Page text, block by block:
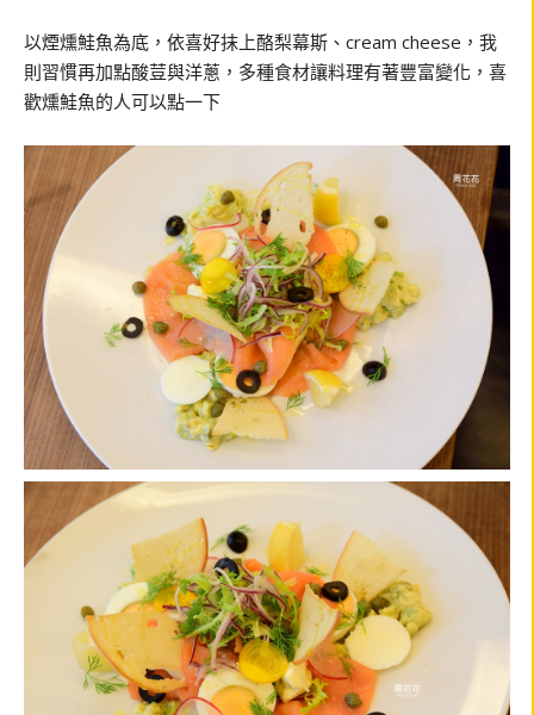
以煙燻鮭魚為底，依喜好抹上酪梨幕斯、cream cheese，我
則習慣再加點酸荳與洋蔥，多種食材讓料理有著豐富變化，喜
歡燻鮭魚的人可以點一下